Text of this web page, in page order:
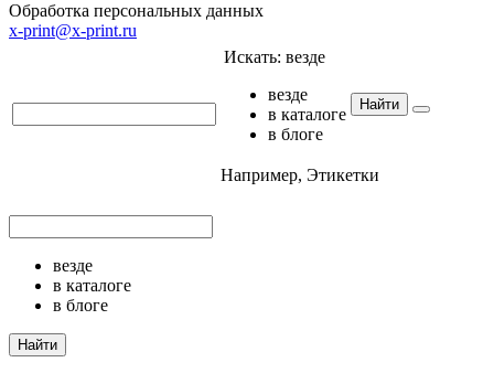
Обработка персональных данных
x-print@x-print.ru
Искать: везде
везде
в каталоге
в блоге
Найти
Например, Этикетки
везде
в каталоге
в блоге
Найти